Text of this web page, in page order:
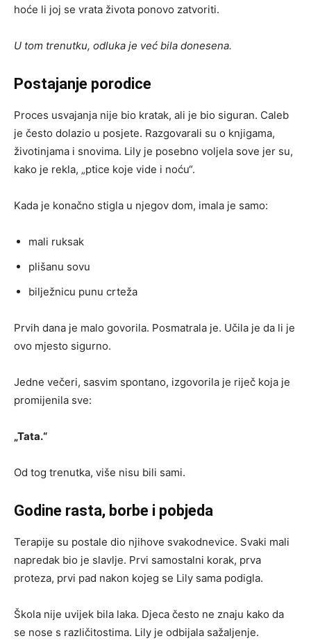
hoće li joj se vrata života ponovo zatvoriti.
U tom trenutku, odluka je već bila donesena.
Postajanje porodice
Proces usvajanja nije bio kratak, ali je bio siguran. Caleb
je često dolazio u posjete. Razgovarali su o knjigama,
životinjama i snovima. Lily je posebno voljela sove jer su,
kako je rekla, „ptice koje vide i noću“.
Kada je konačno stigla u njegov dom, imala je samo:
mali ruksak
plišanu sovu
bilježnicu punu crteža
Prvih dana je malo govorila. Posmatrala je. Učila je da li je
ovo mjesto sigurno.
Jedne večeri, sasvim spontano, izgovorila je riječ koja je
promijenila sve:
„Tata.“
Od tog trenutka, više nisu bili sami.
Godine rasta, borbe i pobjeda
Terapije su postale dio njihove svakodnevice. Svaki mali
napredak bio je slavlje. Prvi samostalni korak, prva
proteza, prvi pad nakon kojeg se Lily sama podigla.
Škola nije uvijek bila laka. Djeca često ne znaju kako da
se nose s različitostima. Lily je odbijala sažaljenje.